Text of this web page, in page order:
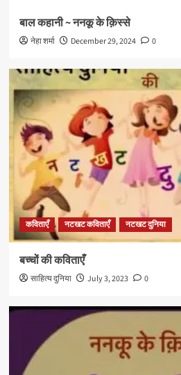
बाल कहानी ~ ननकू के क़िस्से
नेहा शर्मा December 29, 2024 0
कविताएँ नटखट कविताएँ नटखट दुनिया
बच्चों की कविताएँ
साहित्य दुनिया July 3, 2023 0